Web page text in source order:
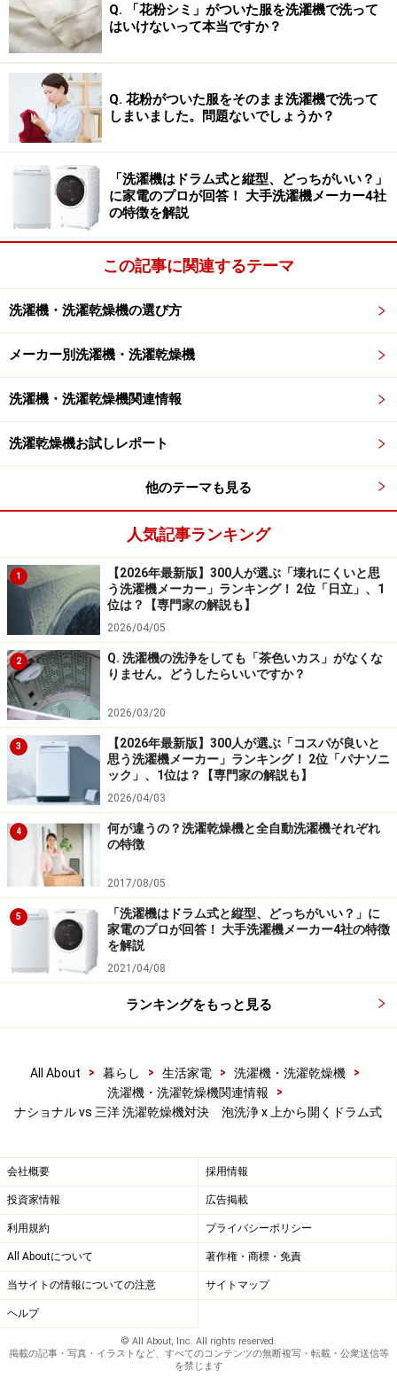
Q. 「花粉シミ」がついた服を洗濯機で洗って
はいけないって本当ですか？
Q. 花粉がついた服をそのまま洗濯機で洗って
しまいました。問題ないでしょうか？
「洗濯機はドラム式と縦型、どっちがいい？」
に家電のプロが回答！ 大手洗濯機メーカー4社
の特徴を解説
この記事に関連するテーマ
洗濯機・洗濯乾燥機の選び方
メーカー別洗濯機・洗濯乾燥機
洗濯機・洗濯乾燥機関連情報
洗濯乾燥機お試しレポート
他のテーマも見る
人気記事ランキング
1
【2026年最新版】300人が選ぶ「壊れにくいと思
う洗濯機メーカー」ランキング！ 2位「日立」、1
位は？【専門家の解説も】
2026/04/05
2
Q. 洗濯機の洗浄をしても「茶色いカス」がなくな
りません。どうしたらいいですか？
2026/03/20
3
【2026年最新版】300人が選ぶ「コスパが良いと
思う洗濯機メーカー」ランキング！ 2位「パナソニ
ック」、1位は？【専門家の解説も】
2026/04/03
4
何が違うの？洗濯乾燥機と全自動洗濯機それぞれ
の特徴
2017/08/05
5
「洗濯機はドラム式と縦型、どっちがいい？」に
家電のプロが回答！ 大手洗濯機メーカー4社の特徴
を解説
2021/04/08
ランキングをもっと見る
All About > 暮らし > 生活家電 > 洗濯機・洗濯乾燥機
>
洗濯機・洗濯乾燥機関連情報
>
ナショナル vs 三洋 洗濯乾燥機対決 泡洗浄 x 上から開くドラム式
会社概要 採用情報
投資家情報 広告掲載
利用規約 プライバシーポリシー
All Aboutについて 著作権・商標・免責
当サイトの情報についての注意 サイトマップ
ヘルプ
© All About, Inc. All rights reserved.
掲載の記事・写真・イラストなど、すべてのコンテンツの無断複写・転載・公衆送信等
を禁じます